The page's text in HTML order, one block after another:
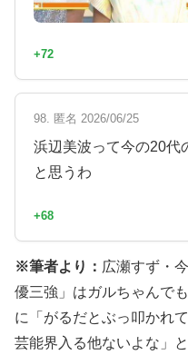
+72
98. 匿名 2026/06/25
浜辺美波って今の20代
と思うわ
+68
※筆者より： 広瀬すず・
優三強」はガルちゃんで
に「がるだとぶっ叩かれ
芸能界入る他ないよな」